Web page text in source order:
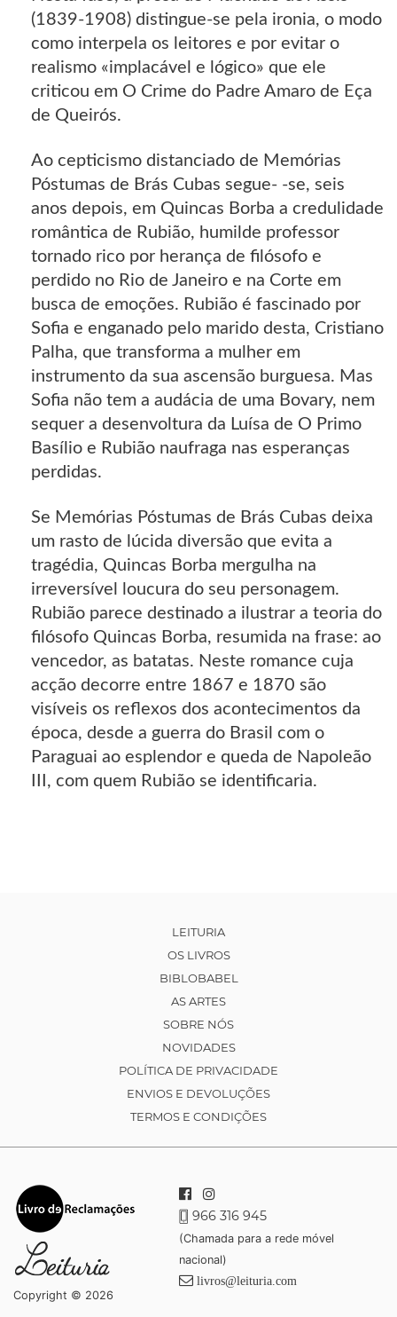
(1839-1908) distingue-se pela ironia, o modo
como interpela os leitores e por evitar o
realismo «implacável e lógico» que ele
criticou em O Crime do Padre Amaro de Eça
de Queirós.
Ao cepticismo distanciado de Memórias
Póstumas de Brás Cubas segue- -se, seis
anos depois, em Quincas Borba a credulidade
romântica de Rubião, humilde professor
tornado rico por herança de filósofo e
perdido no Rio de Janeiro e na Corte em
busca de emoções. Rubião é fascinado por
Sofia e enganado pelo marido desta, Cristiano
Palha, que transforma a mulher em
instrumento da sua ascensão burguesa. Mas
Sofia não tem a audácia de uma Bovary, nem
sequer a desenvoltura da Luísa de O Primo
Basílio e Rubião naufraga nas esperanças
perdidas.
Se Memórias Póstumas de Brás Cubas deixa
um rasto de lúcida diversão que evita a
tragédia, Quincas Borba mergulha na
irreversível loucura do seu personagem.
Rubião parece destinado a ilustrar a teoria do
filósofo Quincas Borba, resumida na frase: ao
vencedor, as batatas. Neste romance cuja
acção decorre entre 1867 e 1870 são
visíveis os reflexos dos acontecimentos da
época, desde a guerra do Brasil com o
Paraguai ao esplendor e queda de Napoleão
III, com quem Rubião se identificaria.
LEITURIA
OS LIVROS
BIBLOBABEL
AS ARTES
SOBRE NÓS
NOVIDADES
POLÍTICA DE PRIVACIDADE
ENVIOS E DEVOLUÇÕES
TERMOS E CONDIÇÕES
Copyright © 2026
966 316 945
(Chamada para a rede móvel
nacional)
livros@leituria.com